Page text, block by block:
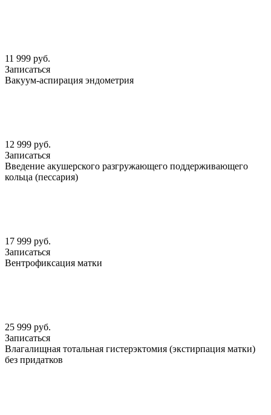
11 999 руб.
Записаться
Вакуум-аспирация эндометрия
12 999 руб.
Записаться
Введение акушерского разгружающего поддерживающего
кольца (пессария)
17 999 руб.
Записаться
Вентрофиксация матки
25 999 руб.
Записаться
Влагалищная тотальная гистерэктомия (экстирпация матки)
без придатков